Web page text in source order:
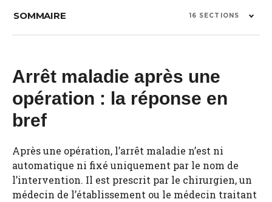
SOMMAIRE 16 SECTIONS
Arrêt maladie après une
opération : la réponse en
bref
Après une opération, l’arrêt maladie n’est ni
automatique ni fixé uniquement par le nom de
l’intervention. Il est prescrit par le chirurgien, un
médecin de l’établissement ou le médecin traitant